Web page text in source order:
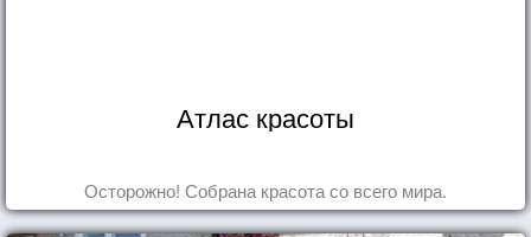
Атлас красоты
Осторожно! Собрана красота со всего мира.